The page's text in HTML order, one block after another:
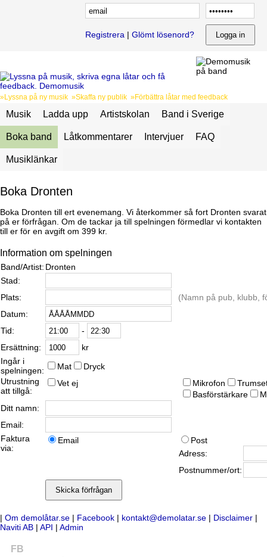
Registrera | Glömt lösenord?
»Lyssna på ny musik »Skaffa ny publik »Förbättra låtar med feedback
Musik Ladda upp Artistskolan Band i Sverige
Boka band Låtkommentarer Intervjuer FAQ
Musiklänkar
Boka Dronten
Boka Dronten till ert evenemang. Vi återkommer så fort Dronten svarat
på er förfrågan. Om de tackar ja till spelningen förmedlar vi kontakten
till er för en avgift om 399 kr.
Information om spelningen
Band/Artist: Dronten
Stad:
Plats:
(Namn på pub, klubb,
Datum:
Tid:
-
Ersättning:
kr
Ingår i
spelningen:
Mat
Dryck
Utrustning
att tillgå:
Vet ej Mikrofon
Basförstärkare
Ditt namn:
Email:
Faktura
via:
Email
Post
Adress:
Postnummer/ort:
| Om demolåtar.se | Facebook | kontakt@demolatar.se | Disclaimer |
Naviti AB | API | Admin
FB